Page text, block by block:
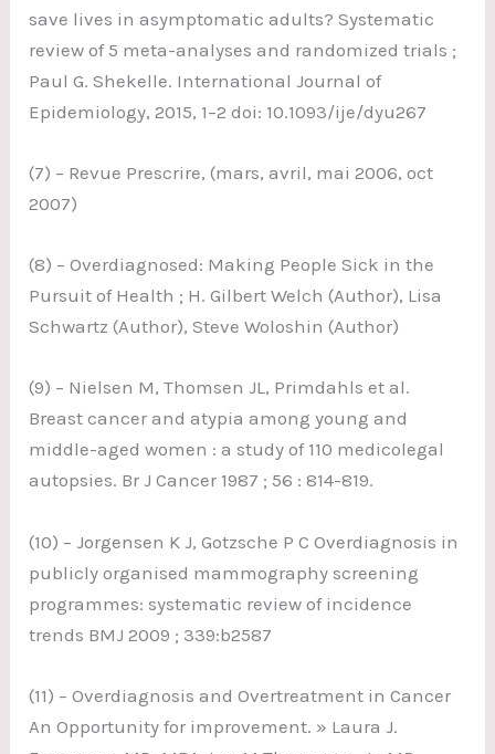
save lives in asymptomatic adults? Systematic
review of 5 meta-analyses and randomized trials ;
Paul G. Shekelle. International Journal of
Epidemiology, 2015, 1–2 doi: 10.1093/ije/dyu267
(7) – Revue Prescrire, (mars, avril, mai 2006, oct
2007)
(8) – Overdiagnosed: Making People Sick in the
Pursuit of Health ; H. Gilbert Welch (Author), Lisa
Schwartz (Author), Steve Woloshin (Author)
(9) – Nielsen M, Thomsen JL, Primdahls et al.
Breast cancer and atypia among young and
middle-aged women : a study of 110 medicolegal
autopsies. Br J Cancer 1987 ; 56 : 814-819.
(10) – Jorgensen K J, Gotzsche P C Overdiagnosis in
publicly organised mammography screening
programmes: systematic review of incidence
trends BMJ 2009 ; 339:b2587
(11) – Overdiagnosis and Overtreatment in Cancer
An Opportunity for improvement. » Laura J.